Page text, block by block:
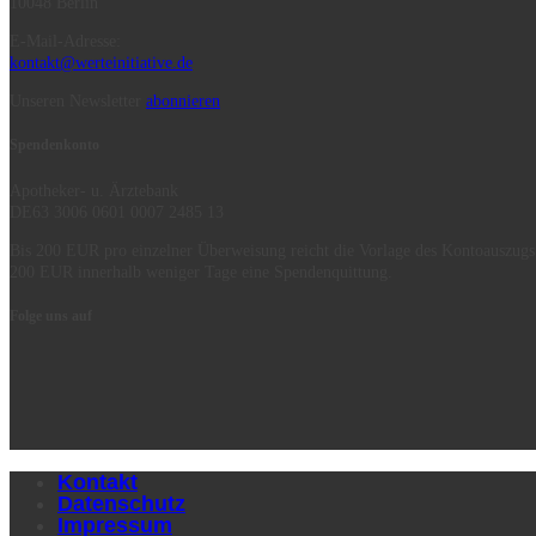
kontakt@werteinitiative.de
abonnieren
Kontakt
Datenschutz
Impressum